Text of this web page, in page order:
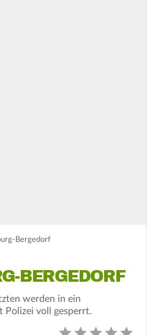
Bergedorf
BERGEDORF
werden in ein
Polizei voll gesperrt.